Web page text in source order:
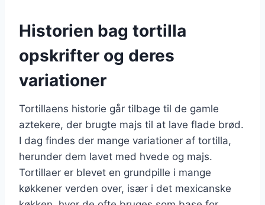
Historien bag tortilla
opskrifter og deres
variationer
Tortillaens historie går tilbage til de gamle
aztekere, der brugte majs til at lave flade brød.
I dag findes der mange variationer af tortilla,
herunder dem lavet med hvede og majs.
Tortillaer er blevet en grundpille i mange
køkkener verden over, især i det mexicanske